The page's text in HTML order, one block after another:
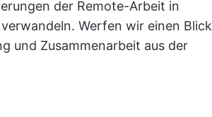
der Remote-Arbeit in
Werfen wir einen Blick
und Zusammenarbeit aus der